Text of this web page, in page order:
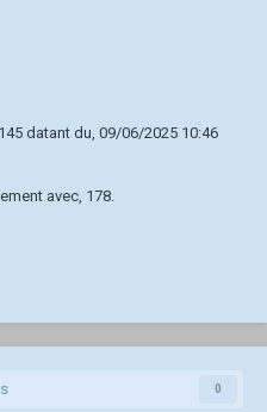
datant du, 09/06/2025 10:46
avec, 178.
0